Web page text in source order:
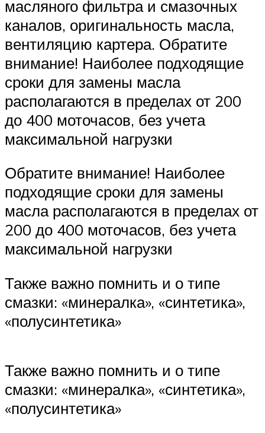
масляного фильтра и смазочных
каналов, оригинальность масла,
вентиляцию картера. Обратите
внимание! Наиболее подходящие
сроки для замены масла
располагаются в пределах от 200
до 400 моточасов, без учета
максимальной нагрузки
Обратите внимание! Наиболее
подходящие сроки для замены
масла располагаются в пределах от
200 до 400 моточасов, без учета
максимальной нагрузки
Также важно помнить и о типе
смазки: «минералка», «синтетика»,
«полусинтетика»
Также важно помнить и о типе
смазки: «минералка», «синтетика»,
«полусинтетика»